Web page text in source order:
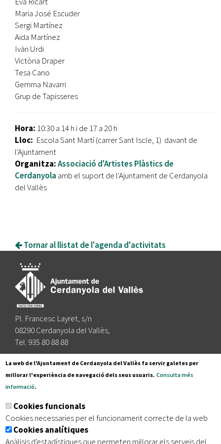
Maria José Escuder
Sergi Martínez
Aïda Martínez
Ivàn Urdi
Victòria Draper
Tesa Cano
Gemma Navarri
Grup de Tapisseres
Hora: 10:30 a 14 h i de 17 a 20 h
Lloc: Escola Sant Martí (carrer Sant Iscle, 1) davant de
l'Ajuntament
Organitza:Associació d'Artistes Plàstics de
Cerdanyola amb el suport de l'Ajuntament de Cerdanyola
del Vallès
Tornar al llistat de l'agenda d'activitats
Pl. Francesc Layret, s/n
08290 Cerdanyola del Vallès,
Tel. 935 80 88 88
Segueix-nos a:
Subscriu-te al nostre butlletí
Inici | Avís legal | Protecció de dades
La web de l'Ajuntament de Cerdanyola del Vallès fa servir galetes per
millorar l'experiència de navegació dels seus usuaris. Consulta més
informació.
Cookies funcionals
Cookies necessaries per el funcionament correcte de la web
Cookies analítiques
Anàlisis d'estadístiques que permeten millorar els serveis del